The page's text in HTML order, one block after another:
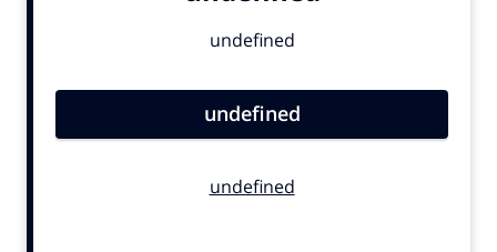
Campagnes